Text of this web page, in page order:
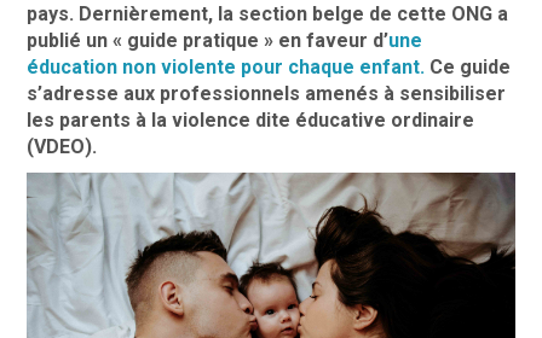
pays. Dernièrement, la section belge de cette ONG a
publié un « guide pratique » en faveur d’une
éducation non violente pour chaque enfant. Ce guide
s’adresse aux professionnels amenés à sensibiliser
les parents à la violence dite éducative ordinaire
(VDEO).